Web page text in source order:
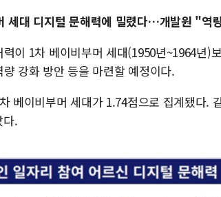
세대 디지털 문해력에 밀렸다…개발원 "역
이 1차 베이비부머 세대(1950년~1964년)
강화 방안 등을 마련할 예정이다.
베이비부머 세대가 1.74점으로 집계됐다.
다.